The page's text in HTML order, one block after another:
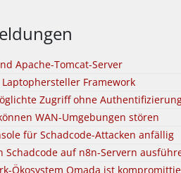
Apache-Tomcat-Server
Framework
Zugriff ohne
WAN-Umgebungen stören
für Schadcode-Attacken anfällig
auf n8n-Servern
Ökosystem Omada ist